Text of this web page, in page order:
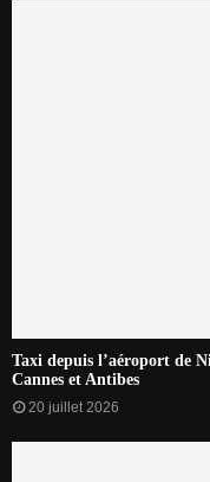
Taxi depuis l’aéroport de
Cannes et Antibes
20 juillet 2026